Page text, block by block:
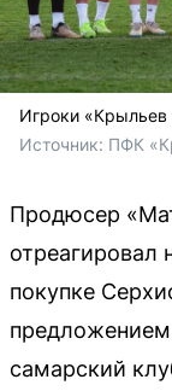
Игроки «Крыльев
Источник: ПФК
Продюсер
покупке
самарский